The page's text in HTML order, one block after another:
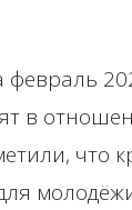
в
что